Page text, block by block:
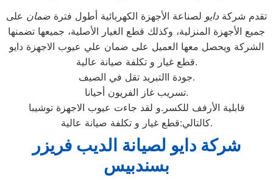
تقدم شركة دايو لصناعة الأجهزة الكهربائية أطول فترة ضمان على
جميع الأجهزة المنزلية، وكذلك قطع الغيار الأصلية، جميعها تضمنها
الشركة ويحصل معها العميل على ضمان علي عيوب الاجهزة دايو
قطع غيار و تكلفة صيانة عالية.
جودة االتبريد تقل في الصيف.
تسريب غاز الفريون أحيانا.
قابلية الأرفف للكسر.و لقد جاءت عيوب الاجهزة توشيبا
كالتالي:قطع غيار و تكلفة صيانة عالية.
شركة دايو لصيانة الديب فريزر
بسندبيس